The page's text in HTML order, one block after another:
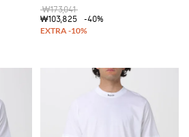
₩173,041
₩103,825
-40%